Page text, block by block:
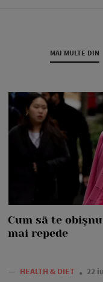
MAI MULTE DIN
Cum să te
mai repede
— HEALTH & DIET 22